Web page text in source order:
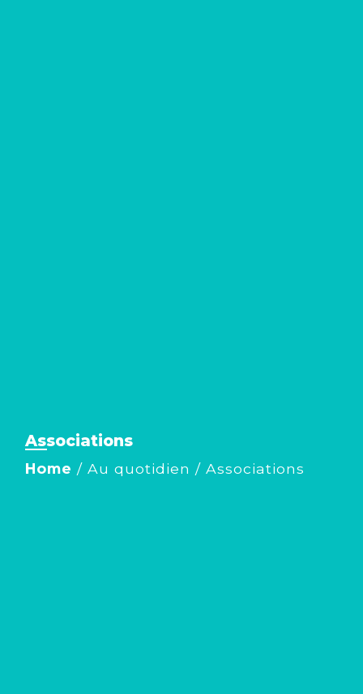
Associations
Home / Au quotidien / Associations